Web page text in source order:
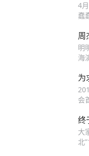
4
蠢
周
明
海
为
会
终
大
北